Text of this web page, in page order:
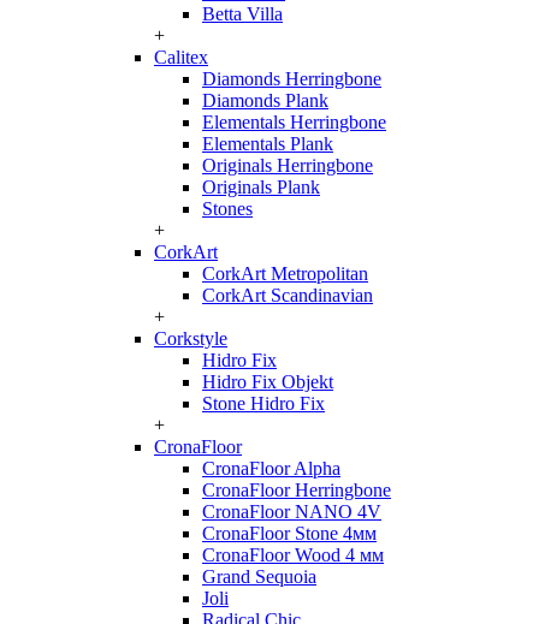
Betta Villa
+
Calitex
Diamonds Herringbone
Diamonds Plank
Elementals Herringbone
Elementals Plank
Originals Herringbone
Originals Plank
Stones
+
CorkArt
CorkArt Metropolitan
CorkArt Scandinavian
+
Corkstyle
Hidro Fix
Hidro Fix Objekt
Stone Hidro Fix
+
CronaFloor
CronaFloor Alpha
CronaFloor Herringbone
CronaFloor NANO 4V
CronaFloor Stone 4мм
CronaFloor Wood 4 мм
Grand Sequoia
Joli
Radical Chic